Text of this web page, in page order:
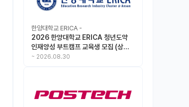
한양대학교 ERICA -
2026 한양대학교 ERICA 청년도약
인재양성 부트캠프 교육생 모집 (상시
모집 중, 1차 마감 : ~8.30)
~ 2026.08.30